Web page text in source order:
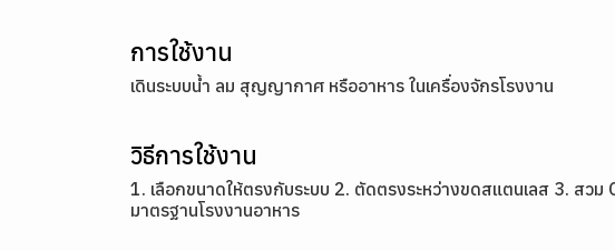
การใช้งาน
เดินระบบน้ำ ลม สุญญากาศ หรืออาหาร ในเครื่องจักรโรงงาน
วิธีการใช้งาน
1. เลือกขนาดให้ตรงกับระบบ 2. ตัดตรงระหว่างขดสแตนเลส 3. สว
มาตรฐานโรงงานอาหาร